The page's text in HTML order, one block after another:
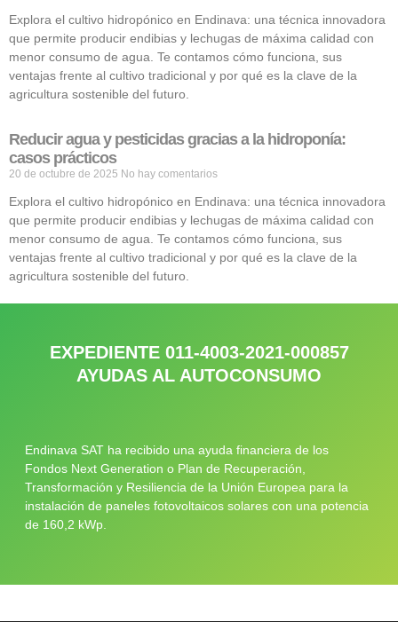
Explora el cultivo hidropónico en Endinava: una técnica innovadora
que permite producir endibias y lechugas de máxima calidad con
menor consumo de agua. Te contamos cómo funciona, sus
ventajas frente al cultivo tradicional y por qué es la clave de la
agricultura sostenible del futuro.
Reducir agua y pesticidas gracias a la hidroponía:
casos prácticos
20 de octubre de 2025 No hay comentarios
Explora el cultivo hidropónico en Endinava: una técnica innovadora
que permite producir endibias y lechugas de máxima calidad con
menor consumo de agua. Te contamos cómo funciona, sus
ventajas frente al cultivo tradicional y por qué es la clave de la
agricultura sostenible del futuro.
EXPEDIENTE 011-4003-2021-000857
AYUDAS AL AUTOCONSUMO
Endinava SAT ha recibido una ayuda financiera de los
Fondos Next Generation o Plan de Recuperación,
Transformación y Resiliencia de la Unión Europea para la
instalación de paneles fotovoltaicos solares con una potencia
de 160,2 kWp.